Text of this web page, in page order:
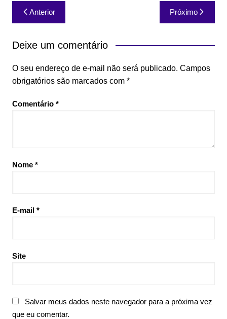
Navegação
de
Post
Anterior Próximo
Deixe um comentário
O seu endereço de e-mail não será publicado. Campos
obrigatórios são marcados com *
Comentário *
Nome *
E-mail *
Site
Salvar meus dados neste navegador para a próxima vez
que eu comentar.